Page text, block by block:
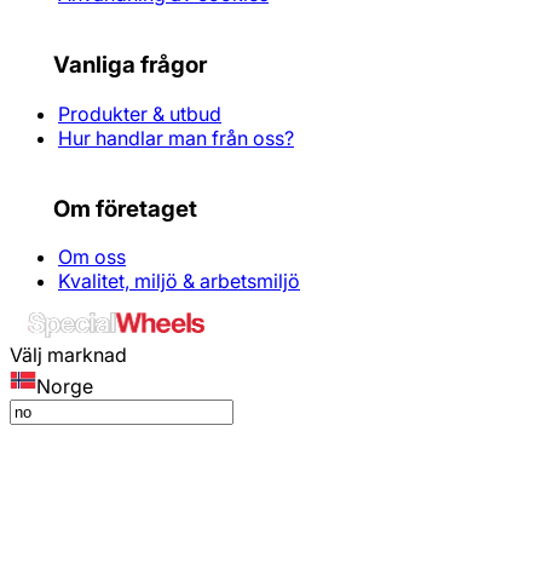
Vanliga frågor
Produkter & utbud
Hur handlar man från oss?
Om företaget
Om oss
Kvalitet, miljö & arbetsmiljö
Välj marknad
Norge